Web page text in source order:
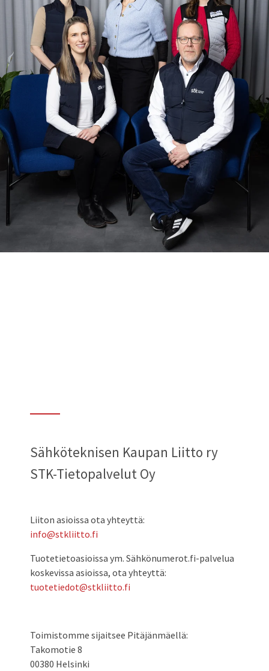
Sähköteknisen Kaupan Liitto ry
STK-Tietopalvelut Oy
Liiton asioissa ota yhteyttä:
info@stkliitto.fi
Tuotetietoasioissa ym. Sähkönumerot.fi-palvelua
koskevissa asioissa, ota yhteyttä:
tuotetiedot@stkliitto.fi
Toimistomme sijaitsee Pitäjänmäellä:
Takomotie 8
00380 Helsinki